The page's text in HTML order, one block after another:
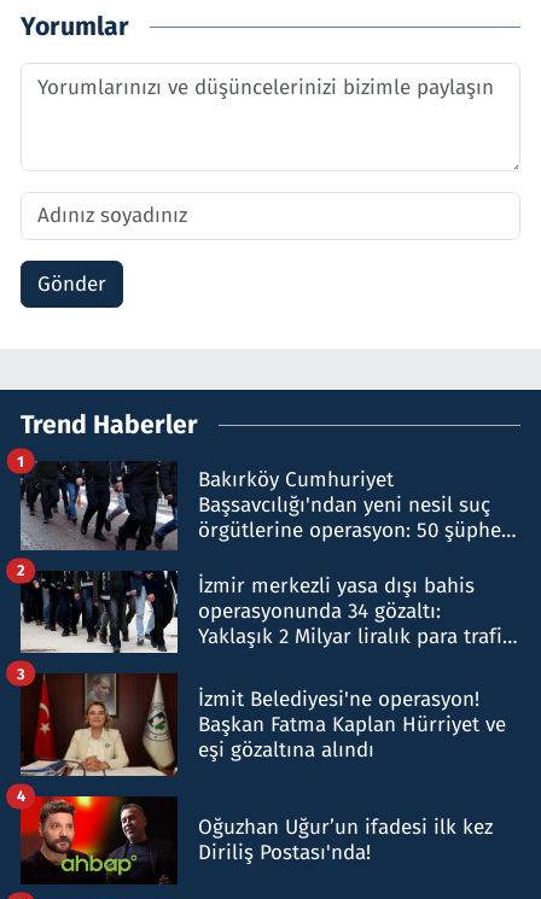
Yorumlar
Gönder
Trend Haberler
Bakırköy Cumhuriyet
Başsavcılığı'ndan yeni nesil suç
örgütlerine operasyon: 50 şüpheli
1
İzmir merkezli yasa dışı bahis
operasyonunda 34 gözaltı:
Yaklaşık 2 Milyar liralık para trafiği
2
İzmit Belediyesi'ne operasyon!
Başkan Fatma Kaplan Hürriyet ve
eşi gözaltına alındı
3
Oğuzhan Uğur’un ifadesi ilk kez
Diriliş Postası'nda!
4